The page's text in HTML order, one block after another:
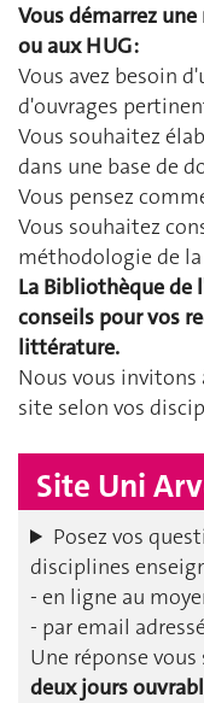
Vous démarrez
ou aux HUG :
Vous avez besoin
d'ouvrages
Vous souhaitez
dans une base de
Vous pensez
Vous souhaitez
méthodologie de
La Bibliothèque de
conseils pour vos
littérature.
Nous vous invitons
site selon vos
Site Uni
Posez vos
disciplines
- en ligne au
- par email
Une réponse
deux jours